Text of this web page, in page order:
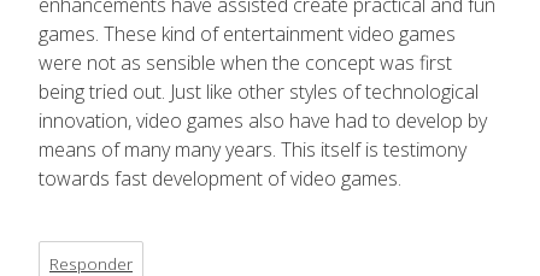
games. These kind of entertainment video games
were not as sensible when the concept was first
being tried out. Just like other styles of technological
innovation, video games also have had to develop by
means of many many years. This itself is testimony
towards fast development of video games.
Responder